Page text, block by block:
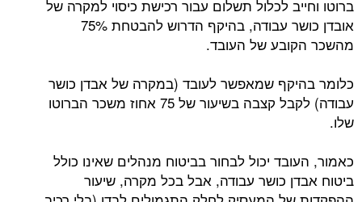
ברוטו וחייב לכלול תשלום עבור רכישת כיסוי למקרה של
אובדן כושר עבודה, בהיקף הדרוש להבטחת 75%
מהשכר הקובע של העובד.
כלומר בהיקף שמאפשר לעובד (במקרה של אבדן כושר
עבודה) לקבל קצבה בשיעור של 75 אחוז משכר הברוטו
שלו.
כאמור, העובד יכול לבחור בביטוח מנהלים שאינו כולל
ביטוח אבדן כושר עבודה, אבל בכל מקרה, שיעור